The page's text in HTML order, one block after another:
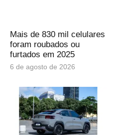
Mais de 830 mil celulares
foram roubados ou
furtados em 2025
6 de agosto de 2026